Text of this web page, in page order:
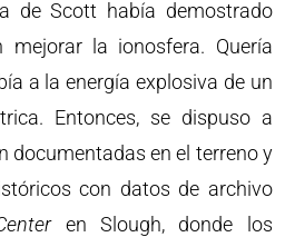
de Scott había demostrado
la ionosfera. Quería
a la energía explosiva de un
Entonces, se dispuso a
documentadas en el terreno y
con datos de archivo
en Slough, donde los